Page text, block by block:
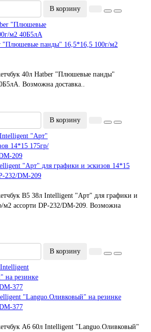
В корзину
"Плюшевые панды" 16,5*16,5 100г/м2
40л Hatber "Плюшевые панды"
Возможна доставка..
В корзину
"Арт" для графики и эскизов 14*15
232/DM-209
B5 38л Intelligent "Арт" для графики и
м2 ассорти DP-232/DM-209. Возможна
В корзину
"Languo.Оливковый" на резинке
377
А6 60л Intelligent "Languo.Оливковый"